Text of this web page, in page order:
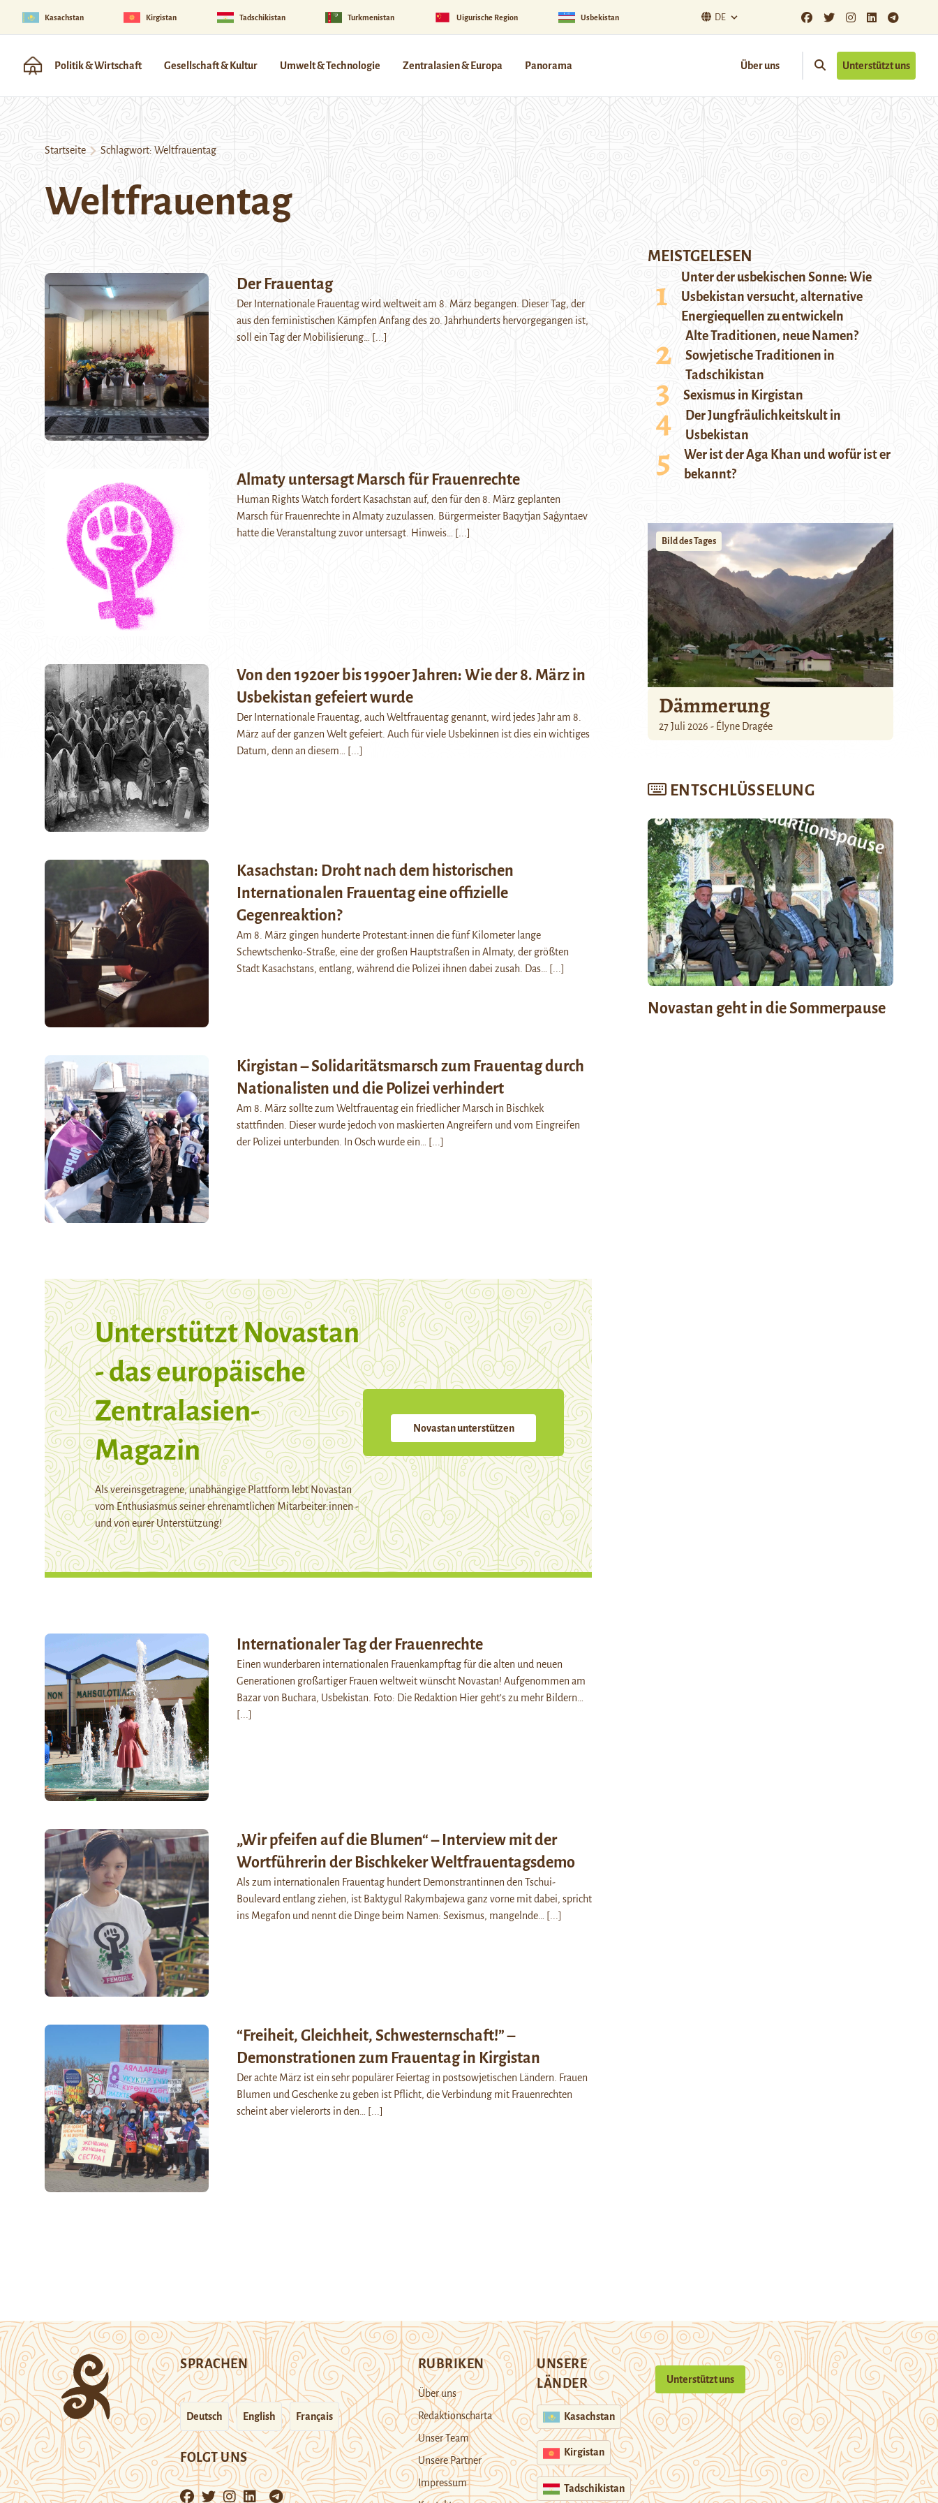
Kasachstan Kirgistan Tadschikistan Turkmenistan Uigurische Region Usbekistan DE
Politik & Wirtschaft Gesellschaft & Kultur Umwelt & Technologie Zentralasien & Europa Panorama Über uns Unterstützt uns
Startseite Schlagwort: Weltfrauentag
Weltfrauentag
Der Frauentag
Der Internationale Frauentag wird weltweit am 8. März begangen. Dieser Tag, der
aus den feministischen Kämpfen Anfang des 20. Jahrhunderts hervorgegangen ist,
soll ein Tag der Mobilisierung…
[...]
Almaty untersagt Marsch für Frauenrechte
Human Rights Watch fordert Kasachstan auf, den für den 8. März geplanten
Marsch für Frauenrechte in Almaty zuzulassen. Bürgermeister Baqytjan Saģyntaev
hatte die Veranstaltung zuvor untersagt. Hinweis…
[...]
Von den 1920er bis 1990er Jahren: Wie der 8. März in
Usbekistan gefeiert wurde
Der Internationale Frauentag, auch Weltfrauentag genannt, wird jedes Jahr am 8.
März auf der ganzen Welt gefeiert. Auch für viele Usbekinnen ist dies ein wichtiges
Datum, denn an diesem…
[...]
Kasachstan: Droht nach dem historischen
Internationalen Frauentag eine offizielle
Gegenreaktion?
Am 8. März gingen hunderte Protestant:innen die fünf Kilometer lange
Schewtschenko-Straße, eine der großen Hauptstraßen in Almaty, der größten
Stadt Kasachstans, entlang, während die Polizei ihnen dabei zusah. Das…
[...]
Kirgistan – Solidaritätsmarsch zum Frauentag durch
Nationalisten und die Polizei verhindert
Am 8. März sollte zum Weltfrauentag ein friedlicher Marsch in Bischkek
stattfinden. Dieser wurde jedoch von maskierten Angreifern und vom Eingreifen
der Polizei unterbunden. In Osch wurde ein…
[...]
Unterstützt Novastan
- das europäische
Zentralasien-
Magazin
Als vereinsgetragene, unabhängige Plattform lebt Novastan
vom Enthusiasmus seiner ehrenamtlichen Mitarbeiter:innen -
und von eurer Unterstützung!
Novastan unterstützen
Internationaler Tag der Frauenrechte
Einen wunderbaren internationalen Frauenkampftag für die alten und neuen
Generationen großartiger Frauen weltweit wünscht Novastan! Aufgenommen am
Bazar von Buchara, Usbekistan. Foto: Die Redaktion Hier geht’s zu mehr Bildern…
[...]
„Wir pfeifen auf die Blumen“ – Interview mit der
Wortführerin der Bischkeker Weltfrauentagsdemo
Als zum internationalen Frauentag hundert Demonstrantinnen den Tschui-
Boulevard entlang ziehen, ist Baktygul Rakymbajewa ganz vorne mit dabei, spricht
ins Megafon und nennt die Dinge beim Namen: Sexismus, mangelnde…
[...]
“Freiheit, Gleichheit, Schwesternschaft!” –
Demonstrationen zum Frauentag in Kirgistan
Der achte März ist ein sehr populärer Feiertag in postsowjetischen Ländern. Frauen
Blumen und Geschenke zu geben ist Pflicht, die Verbindung mit Frauenrechten
scheint aber vielerorts in den…
[...]
MEISTGELESEN
Unter der usbekischen Sonne: Wie
Usbekistan versucht, alternative
Energiequellen zu entwickeln
Alte Traditionen, neue Namen?
Sowjetische Traditionen in
Tadschikistan
Sexismus in Kirgistan
Der Jungfräulichkeitskult in
Usbekistan
Wer ist der Aga Khan und wofür ist er
bekannt?
Bild des Tages
Dämmerung
27 Juli 2026 - Élyne Dragée
ENTSCHLÜSSELUNG
Novastan geht in die Sommerpause
SPRACHEN
Deutsch English Français
FOLGT UNS
RUBRIKEN
Über uns
Redaktionscharta
Unser Team
Unsere Partner
Impressum
UNSERE
LÄNDER
Kasachstan
Kirgistan
Tadschikistan
Unterstützt uns